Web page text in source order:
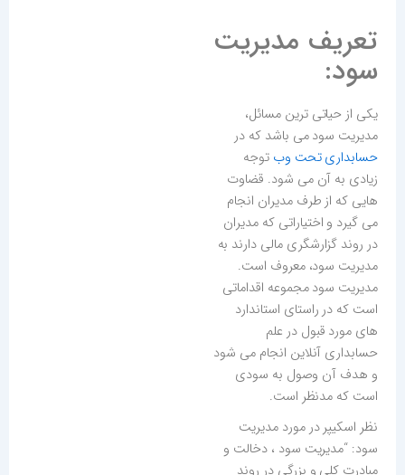
تعریف مدیریت
سود:
یکی از حیاتی ترین مسائل،
مدیریت سود می باشد که در
حسابداری تحت وب توجه
زیادی به آن می شود. قضاوت
هایی که از طرف مدیران انجام
می گیرد و اختیاراتی که مدیران
در روند گزارشگری مالی دارند به
مدیریت سود، معروف است.
مدیریت سود مجموعه اقداماتی
است که در راستای استاندارد
های مورد قبول در علم
حسابداری آنلاین انجام می شود
و هدف آن وصول به سودی
است که مدنظر است.
نظر اسکیپر در مورد مدیریت
سود: “مدیریت سود ، دخالت و